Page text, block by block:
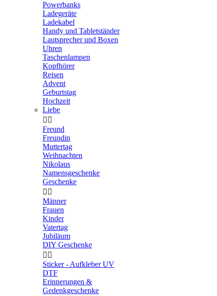
Powerbanks
Ladegeräte
Ladekabel
Handy und Tabletständer
Lautsprecher und Boxen
Uhren
Taschenlampen
Kopfhörer
Reisen
Advent
Geburtstag
Hochzeit
Liebe
 
Freund
Freundin
Muttertag
Weihnachten
Nikolaus
Namensgeschenke
Geschenke
 
Männer
Frauen
Kinder
Vatertag
Jubiläum
DIY Geschenke
 
Sticker - Aufkleber UV
DTF
Erinnerungen &
Gedenkgeschenke